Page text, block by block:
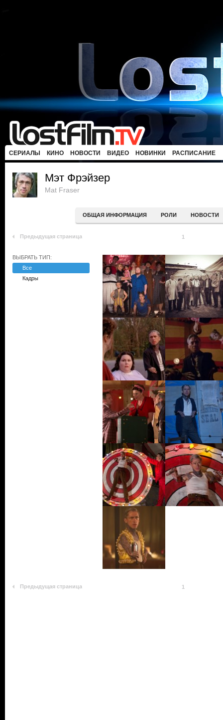
СЕРИАЛЫ КИНО НОВОСТИ ВИДЕО НОВИНКИ РАСПИСАНИЕ
Мэт Фрэйзер
Mat Fraser
ОБЩАЯ ИНФОРМАЦИЯ РОЛИ НОВОСТИ
Предыдущая страница 1
ВЫБРАТЬ ТИП:
Все
Кадры
Предыдущая страница 1